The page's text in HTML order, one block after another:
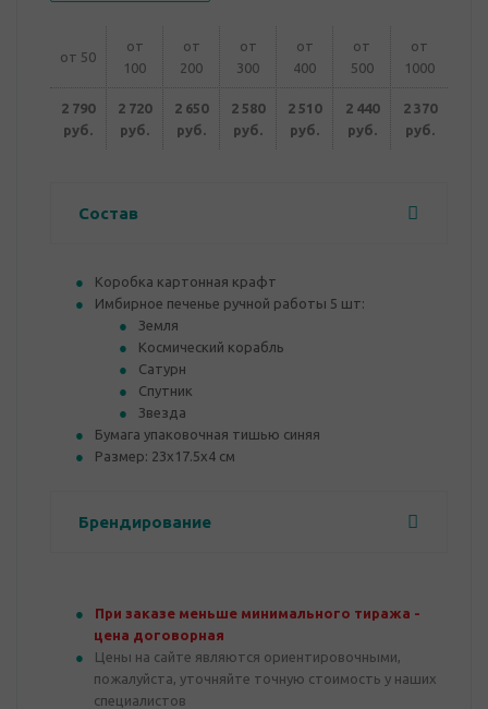
от 50
от
100
от
200
от
300
от
400
от
500
от
1000
2 790
руб.
2 720
руб.
2 650
руб.
2 580
руб.
2 510
руб.
2 440
руб.
2 370
руб.
Состав
Коробка картонная крафт
Имбирное печенье ручной работы 5 шт:
Земля
Космический корабль
Сатурн
Спутник
Звезда
Бумага упаковочная тишью синяя
Размер: 23х17.5х4 см
Брендирование
При заказе меньше минимального тиража -
цена договорная
Цены на сайте являются ориентировочными,
пожалуйста, уточняйте точную стоимость у наших
специалистов